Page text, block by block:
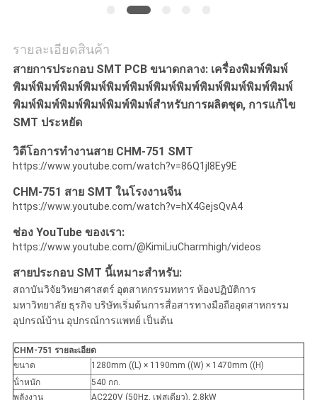
เป็น
ส่วน
ตัว
รายละเอียดสินค้า
สายการประกอบ SMT PCB ขนาดกลาง: เครื่องพิมพ์พิมพ์
พิมพ์พิมพ์พิมพ์พิมพ์พิมพ์พิมพ์พิมพ์พิมพ์พิมพ์พิมพ์พิมพ์พิมพ์
พิมพ์พิมพ์พิมพ์พิมพ์พิมพ์พิมพ์สําหรับการผลิตชุด, การแก้ไข
SMT ประหยัด
วิดีโอการทํางานสาย CHM-751 SMT
https://www.youtube.com/watch?v=86Q1jI8Ey9E
CHM-751 สาย SMT ในโรงงานจีน
https://www.youtube.com/watch?v=hX4GejsQvA4
ช่อง YouTube ของเรา:
https://www.youtube.com/@KimiLiuCharmhigh/videos
สายประกอบ SMT นี้เหมาะสําหรับ:
สถาบันวิจัยวิทยาศาสตร์ อุตสาหกรรมทหาร ห้องปฏิบัติการ
มหาวิทยาลัย ธุรกิจ บริษัทเริ่มต้นการสื่อสารทางมือถืออุตสาหกรรม
อุปกรณ์บ้าน อุปกรณ์การแพทย์ เป็นต้น
CHM-751 รายละเอียด
ขนาด
1280mm ((L) × 1190mm ((W) × 1470mm ((H)
น้ําหนัก
540 กก.
พลังงาน
AC220V (50Hz, เฟสเดียว), 2.8kW